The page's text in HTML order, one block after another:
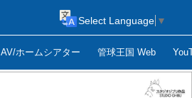
AV/ホームシアター 管球王国 Web
Select Language ▼